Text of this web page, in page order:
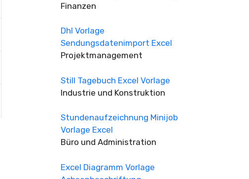
Finanzen
Dhl Vorlage
Sendungsdatenimport Excel
Projektmanagement
Still Tagebuch Excel Vorlage
Industrie und Konstruktion
Stundenaufzeichnung Minijob
Vorlage Excel
Büro und Administration
Excel Diagramm Vorlage